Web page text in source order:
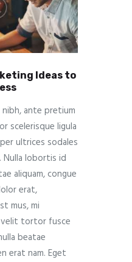
Ideas to
ante pretium
scelerisque ligula
ultrices sodales
Nulla lobortis id
aliquam, congue
erat,
mus, mi
velit tortor fusce
beatae
erat nam. Eget